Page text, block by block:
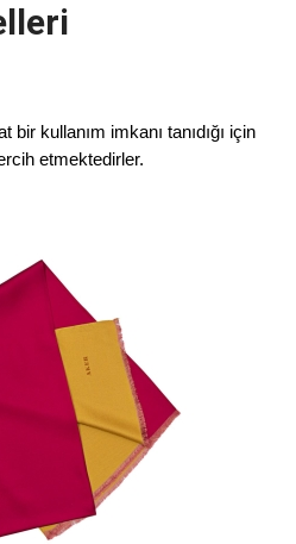
bir kullanım imkanı tanıdığı için
etmektedirler.